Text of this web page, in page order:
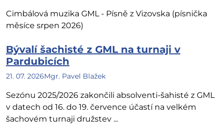
Cimbálová muzika GML - Písně z Vizovska (písnička
měsíce srpen 2026)
Bývalí šachisté z GML na turnaji v
Pardubicích
21. 07. 2026Mgr. Pavel Blažek
Sezónu 2025/2026 zakončili absolventi-šahisté z GML
v datech od 16. do 19. července účastí na velkém
šachovém turnaji družstev ...